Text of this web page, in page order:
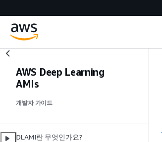
AWS Deep Learning
AMIs
개발자 가이드
DLAMI란 무엇인가요?